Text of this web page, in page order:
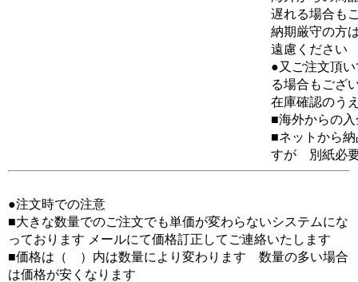
遅れる場合も
納期厳守の方
遠慮ください
●又ご注文頂
る場合もござ
在庫確認のう
■海外からの
■ネットから
すが 別紙必
●注文時での注意
■大きな数量でのご注文でも単価が変わらないシステムにな
っております メールにて価格訂正してご連絡いたします
■価格は（ ）内は数量により変わります 数量の多い場合
は価格が安くなります